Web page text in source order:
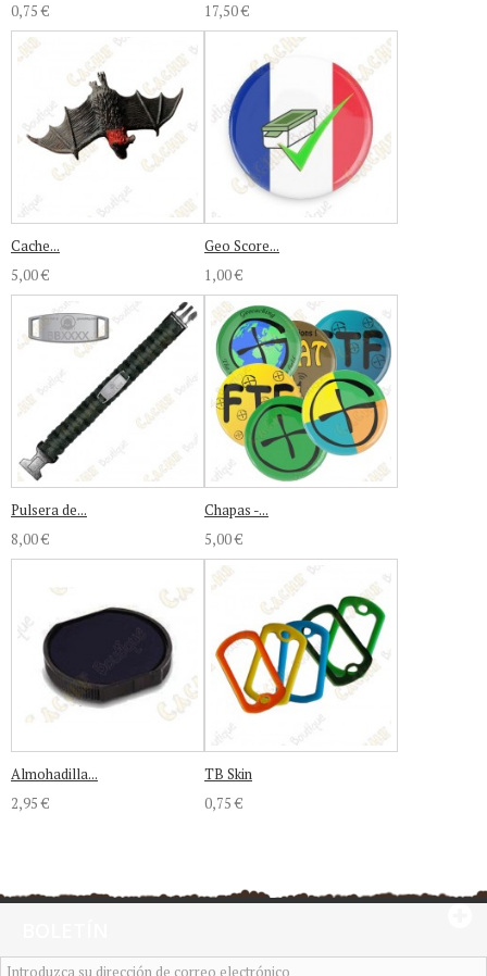
0,75 €
17,50 €
Cache...
5,00 €
Geo Score...
1,00 €
Pulsera de...
8,00 €
Chapas -...
5,00 €
Almohadilla...
2,95 €
TB Skin
0,75 €